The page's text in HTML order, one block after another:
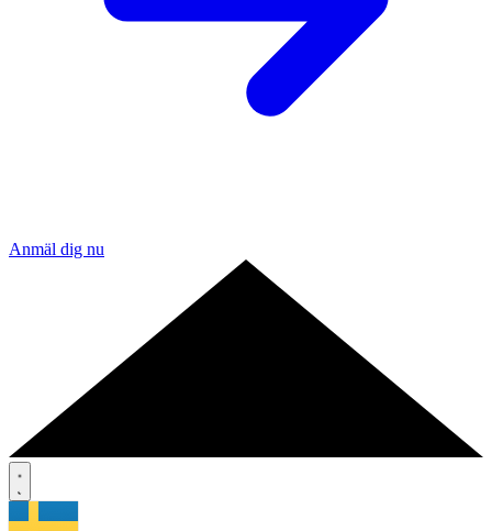
Anmäl dig nu